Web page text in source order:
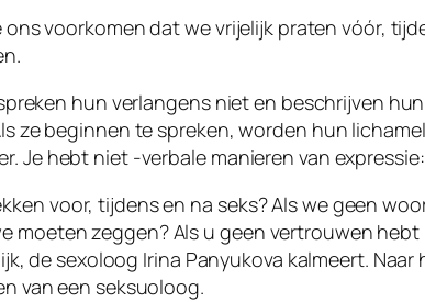
voorkomen dat we vrijelijk praten vóór,
hun verlangens niet en beschrijven
beginnen te spreken, worden hun
Je hebt niet -verbale manieren van
voor, tijdens en na seks? Als we geen
moeten zeggen? Als u geen vertrouwen
de sexoloog Irina Panyukova kalmeert.
van een seksuoloog.